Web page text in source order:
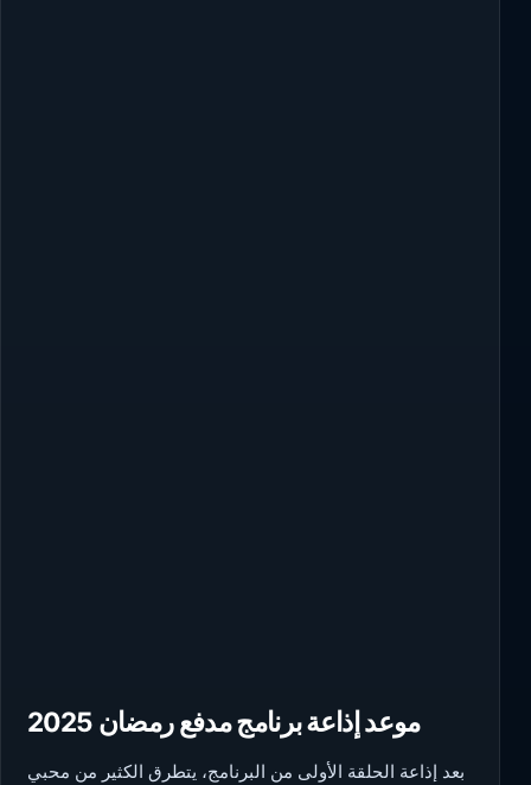
موعد إذاعة برنامج مدفع رمضان 2025
بعد إذاعة الحلقة الأولى من البرنامج، يتطرق الكثير من محبي